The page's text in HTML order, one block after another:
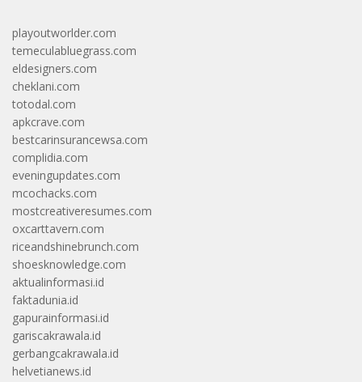
playoutworlder.com
temeculabluegrass.com
eldesigners.com
cheklani.com
totodal.com
apkcrave.com
bestcarinsurancewsa.com
complidia.com
eveningupdates.com
mcochacks.com
mostcreativeresumes.com
oxcarttavern.com
riceandshinebrunch.com
shoesknowledge.com
aktualinformasi.id
faktadunia.id
gapurainformasi.id
gariscakrawala.id
gerbangcakrawala.id
helvetianews.id